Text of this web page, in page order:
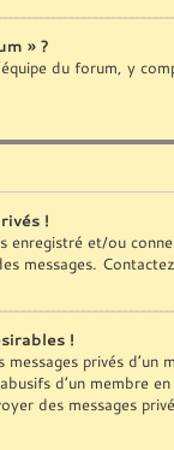
» ?
du forum, y
!
enregistré et/ou
messages.
!
privés
d’un
des messages